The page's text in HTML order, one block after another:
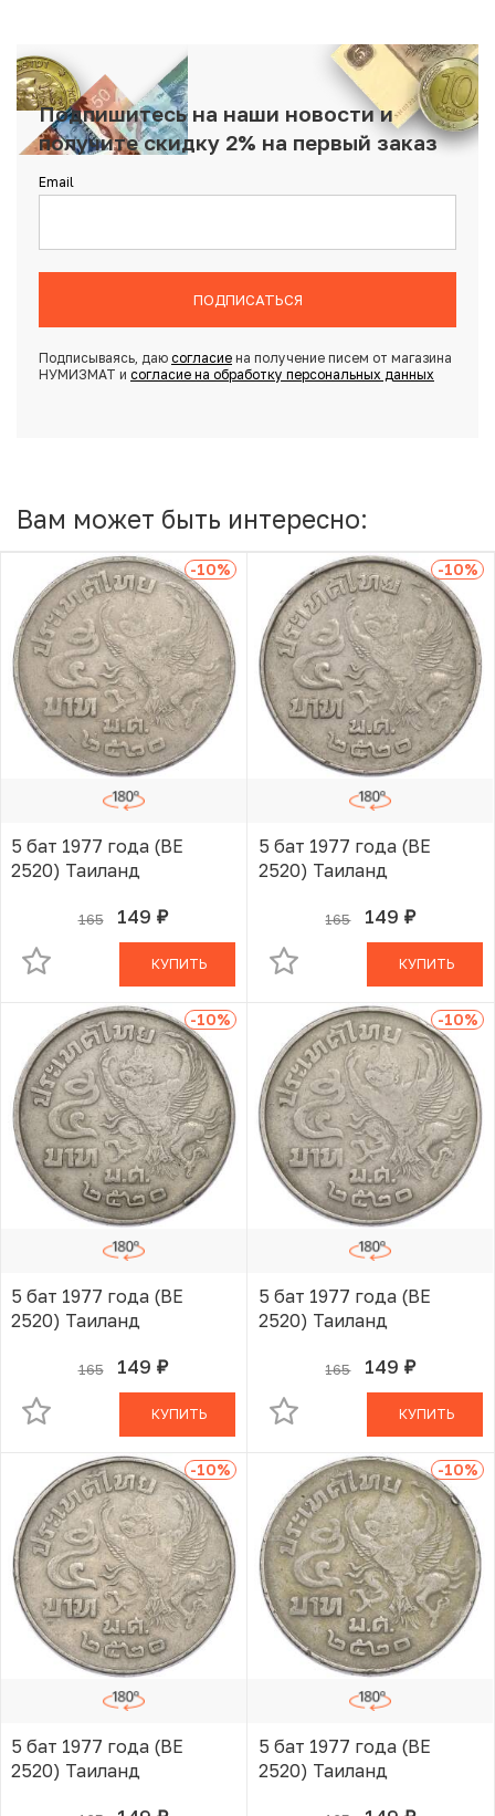
Подпишитесь на наши новости и
получите скидку 2% на первый заказ
Email
ПОДПИСАТЬСЯ
Подписываясь, даю согласиена получение писем от магазина
НУМИЗМАТ и согласие на обработку персональных данных
Вам может быть интересно:
-10%
5 бат 1977 года (BE
2520) Таиланд
165 149 руб.
В КОРЗИНЕ
КУПИТЬ
-10%
5 бат 1977 года (BE
2520) Таиланд
165 149 руб.
В КОРЗИНЕ
КУПИТЬ
-10%
5 бат 1977 года (BE
2520) Таиланд
165 149 руб.
В КОРЗИНЕ
КУПИТЬ
-10%
5 бат 1977 года (BE
2520) Таиланд
165 149 руб.
В КОРЗИНЕ
КУПИТЬ
-10%
5 бат 1977 года (BE
2520) Таиланд
-10%
5 бат 1977 года (BE
2520) Таиланд